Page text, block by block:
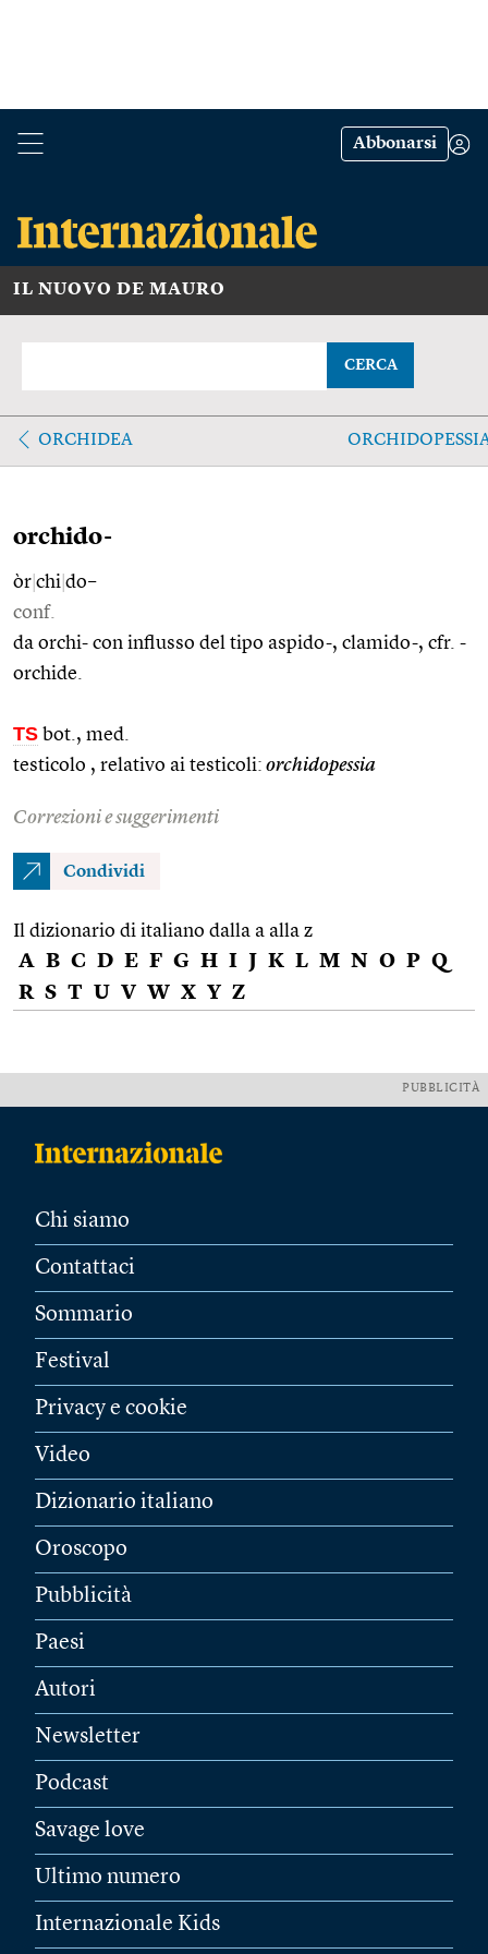
Abbonarsi
IL NUOVO DE MAURO
CERCA
ORCHIDEA
orchido-
òr chi do–
conf.
da orchi- con influsso del tipo aspido-, clamido-, cfr. -
orchide.
TS bot., med.
testicolo , relativo ai testicoli: orchidopessia
Correzioni e suggerimenti
Condividi
Il dizionario di italiano dalla a alla z
A B C D E F G H I J K L M N O P Q
R S T U V W X Y Z
PUBBLICITÀ
Chi siamo
Contattaci
Sommario
Festival
Privacy e cookie
Video
Dizionario italiano
Oroscopo
Pubblicità
Paesi
Autori
Newsletter
Podcast
Savage love
Ultimo numero
Internazionale Kids